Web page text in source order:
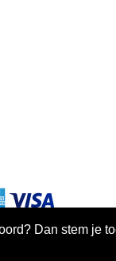
Dan stem je